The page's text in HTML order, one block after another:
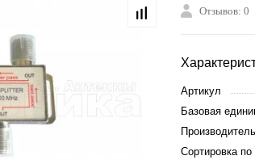
Отзывов: 0
Артикул
Базовая
Производитель
Сортировка